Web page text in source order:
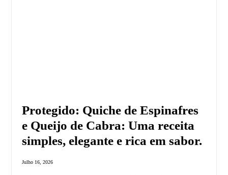
Protegido: Quiche de Espinafres
e Queijo de Cabra: Uma receita
simples, elegante e rica em sabor.
Julho 16, 2026